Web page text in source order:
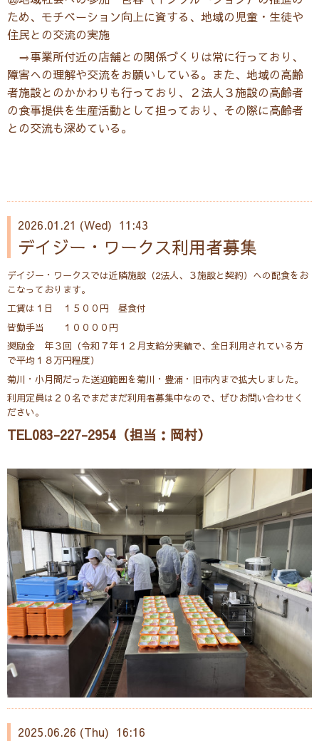
ため、モチベーション向上に資する、地域の児童・生徒や
住民との交流の実施
⇒事業所付近の店舗との関係づくりは常に行っており、
障害への理解や交流をお願いしている。また、地域の高齢
者施設とのかかわりも行っており、２法人３施設の高齢者
の食事提供を生産活動として担っており、その際に高齢者
との交流も深めている。
2026.01.21 (Wed) 11:43
デイジー・ワークス利用者募集
デイジー・ワークスでは近隣施設（2法人、３施設と契約）への配食をお
こなっております。
工賃は１日 １５００円 昼食付
皆勤手当 １００００円
奨励金 年３回（令和７年１２月支給分実績で、全日利用されている方
で平均１８万円程度）
菊川・小月間だった送迎範囲を菊川・豊浦・旧市内まで拡大しました。
利用定員は２０名でまだまだ利用者募集中なので、ぜひお問い合わせく
ださい。
TEL083-227-2954（担当：岡村）
2025.06.26 (Thu) 16:16